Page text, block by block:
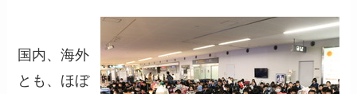
国内、海外
とも、ほぼ